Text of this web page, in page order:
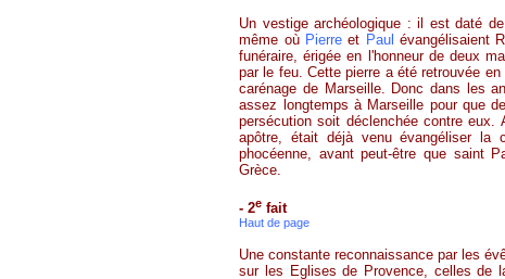
Un vestige archéologique : il est daté
même où Pierreet Paul évangélisaient
funéraire, érigée en l'honneur de deux
par le feu. Cette pierre a été retrouvée
carénage de Marseille. Donc dans les
assez longtemps à Marseille pour que
persécution soit déclenchée contre
apôtre, était déjà venu évangéliser la
phocéenne, avant peut-être que saint
Grèce.
- 2e fait
Haut de page
Une constante reconnaissance par les
sur les Eglises de Provence, celles de